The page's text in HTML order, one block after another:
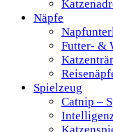
Näpfe
Futter- &
Spielzeug
Catnip –